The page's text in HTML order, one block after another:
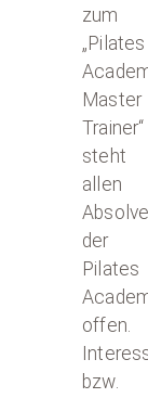
zum
„Pilates
Master
Trainer“
steht
allen
der
Pilates
offen.
bzw.